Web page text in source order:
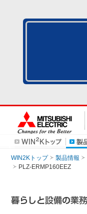
WIN2Kトップ 製品情報
PLZ-ERMP160EEZ